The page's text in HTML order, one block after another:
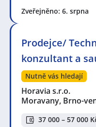
Zveřejněno: 6. srpna
Prodejce/
konzultant a
Nutně vás hledají
Horavia s.r.o.
Moravany, Brno-
37 000 – 57 000